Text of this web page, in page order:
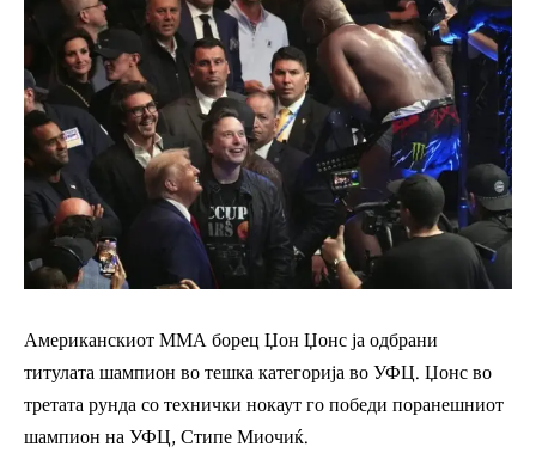
Американскиот ММА борец Џон Џонс ја одбрани
титулата шампион во тешка категорија во УФЦ. Џонс во
третата рунда со технички нокаут го победи поранешниот
шампион на УФЦ, Стипе Миочиќ.